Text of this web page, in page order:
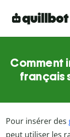
Comment
français
Pour insérer des
peut utiliser les